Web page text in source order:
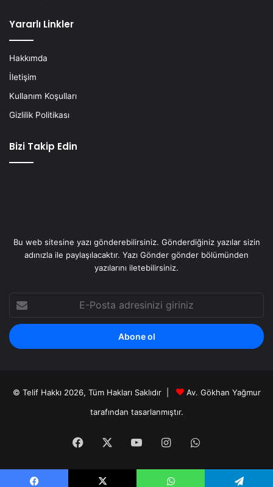
Yararlı Linkler
Hakkımda
İletişim
Kullanım Koşulları
Gizlilik Politikası
Bizi Takip Edin
Bu web sitesine yazı gönderebilirsiniz. Gönderdiğiniz yazılar sizin
adınızla ile paylaşılacaktır. Yazı Gönder gönder bölümünden
yazılarını iletebilirsiniz.
Posta
adresinizi
giriniz
© Telif Hakkı 2026, Tüm Hakları Saklıdır |
Av. Gökhan Yağmur
tarafından tasarlanmıştır.
Facebook YouTubeInstagramWhatsApp